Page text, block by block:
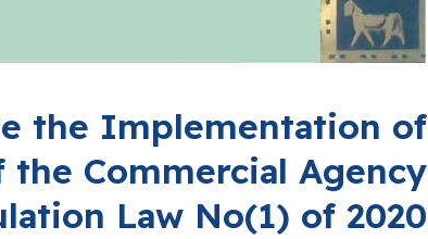
the Implementation of
Commercial Agency
Law No(1) of 2020